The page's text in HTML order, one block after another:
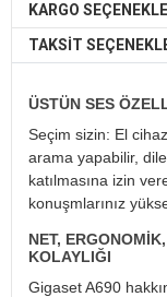
KARGO
TAKSIT
ÜSTÜN SES
Seçim sizin: El
arama yapabilir,
katılmasına izin
konuşmlarınız
NET,
KOLAYLIĞI
Gigaset A690